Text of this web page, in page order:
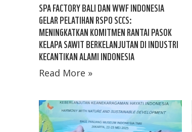
SPA FACTORY BALI DAN WWF INDONESIA
GELAR PELATIHAN RSPO SCCS:
MENINGKATKAN KOMITMEN RANTAI PASOK
KELAPA SAWIT BERKELANJUTAN DI INDUSTRI
KECANTIKAN ALAMI INDONESIA
Read More »